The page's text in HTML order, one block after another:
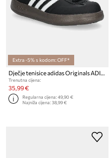
Extra -5% s kodom: OFF*
Dječje tenisice adidas Originals ADIFOM SAMBA 360
Trenutna cijena:
35,99 €
Regularna cijena:49,90 €
Najniža cijena:38,99 €